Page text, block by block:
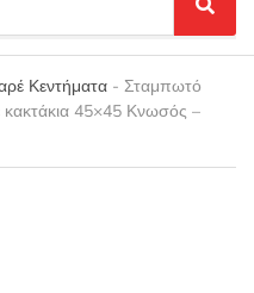
S
e
a
Κεντήματα - Σταμπωτό
κακτάκια 45×45 Κνωσός –